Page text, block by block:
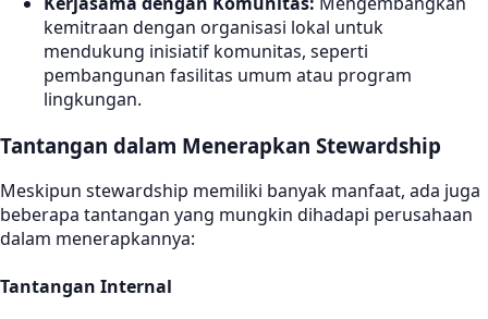
kemitraan dengan organisasi lokal untuk
mendukung inisiatif komunitas, seperti
pembangunan fasilitas umum atau program
lingkungan.
Tantangan dalam Menerapkan Stewardship
Meskipun stewardship memiliki banyak manfaat, ada juga
beberapa tantangan yang mungkin dihadapi perusahaan
dalam menerapkannya:
Tantangan Internal